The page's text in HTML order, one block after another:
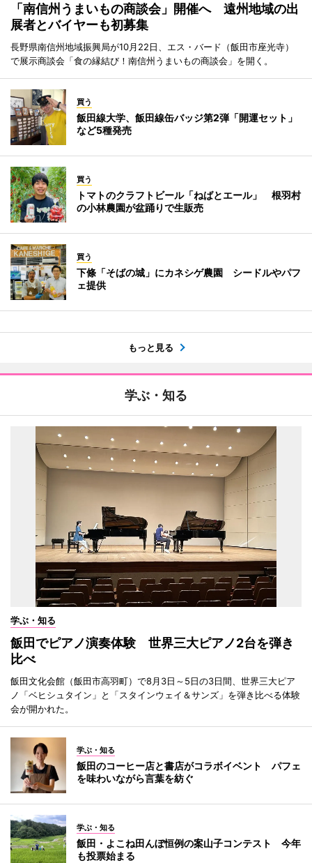
「南信州うまいもの商談会」開催へ 遠州地域の出
展者とバイヤーも初募集
長野県南信州地域振興局が10月22日、エス・バード（飯田市座光寺）
で展示商談会「食の縁結び！南信州うまいもの商談会」を開く。
買う
飯田線大学、飯田線缶バッジ第2弾「開運セット」
など5種発売
買う
トマトのクラフトビール「ねばとエール」 根羽村
の小林農園が盆踊りで生販売
買う
下條「そばの城」にカネシゲ農園 シードルやパフ
ェ提供
もっと見る
学ぶ・知る
学ぶ・知る
飯田でピアノ演奏体験 世界三大ピアノ2台を弾き
比べ
飯田文化会館（飯田市高羽町）で8月3日～5日の3日間、世界三大ピア
ノ「ベヒシュタイン」と「スタインウェイ＆サンズ」を弾き比べる体験
会が開かれた。
学ぶ・知る
飯田のコーヒー店と書店がコラボイベント パフェ
を味わいながら言葉を紡ぐ
学ぶ・知る
飯田・よこね田んぼ恒例の案山子コンテスト 今年
も投票始まる